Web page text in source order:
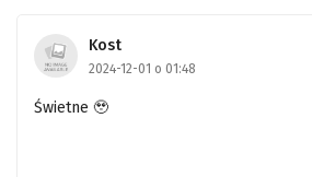
Tokidoki Bosotto Russia-
Kost
2024-12-01 o 01:48
Świetne 🥹